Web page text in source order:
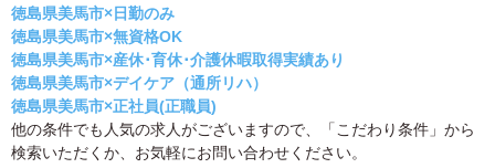
徳島県美馬市×日勤のみ
徳島県美馬市×無資格OK
徳島県美馬市×産休･育休･介護休暇取得実績あり
徳島県美馬市×デイケア（通所リハ）
徳島県美馬市×正社員(正職員)
他の条件でも人気の求人がございますので、「こだわり条件」から
検索いただくか、お気軽にお問い合わせください。